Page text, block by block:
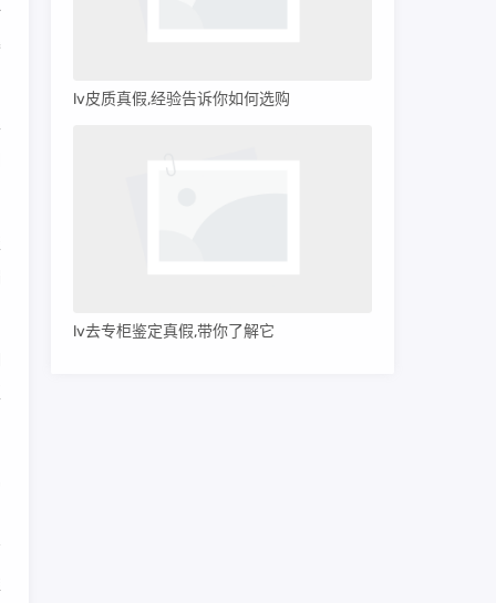
lv皮质真假,经验告诉你如何选购
lv去专柜鉴定真假,带你了解它